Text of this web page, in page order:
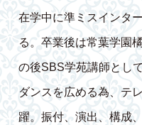
在学中に準ミスインタ
る。卒業後は常葉学園
の後SBS学苑講師とし
ダンスを広める為、テ
躍。振付、演出、構成